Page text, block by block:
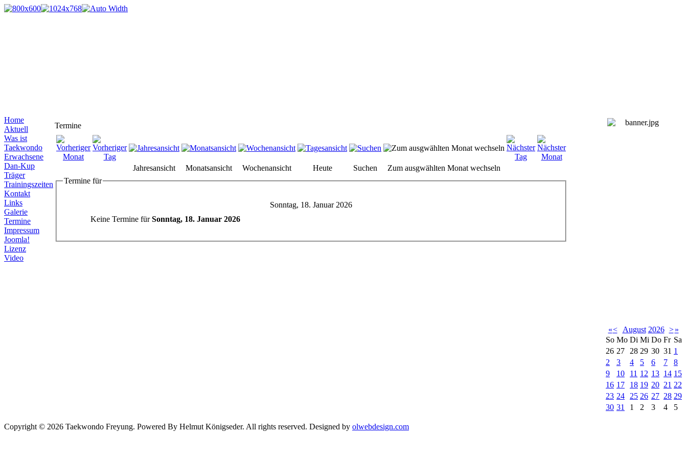
Home
Aktuell
Was ist
Taekwondo
Erwachsene
Dan-Kup
Träger
Trainingszeiten
Kontakt
Links
Galerie
Termine
Impressum
Joomla!
Lizenz
Video
Termine
Jahresansicht Monatsansicht Wochenansicht Heute Suchen
Zum ausgwählten Monat wechseln
Termine für
Sonntag, 18. Januar 2026
Keine Termine fürSonntag, 18. Januar 2026
«< August 2026 > »
So Mo Di Mi Do Fr Sa
26 27 28 29 30 31 1
2
3 4 5 6 7
8
9
10 11 12 13 14 15
16 17 18 19 20 21 22
23 24 25 26 27 28 29
30 31 1 2 3 4 5
Copyright © 2026 Taekwondo Freyung. Powered By Helmut Königseder. All rights reserved. Designed by olwebdesign.com